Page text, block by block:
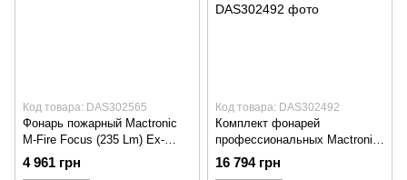
Код товара: DAS302565
Фонарь пожарный Mactronic
M-Fire Focus (235 Lm) Ex-
ATEX (PHH0213)
4 961 грн
Код товара: DAS302492
Комплект фонарей
профессиональных Mactronic
X-Flare (30 Lm)
Red/Blue/Amber Recharg
16 794 грн